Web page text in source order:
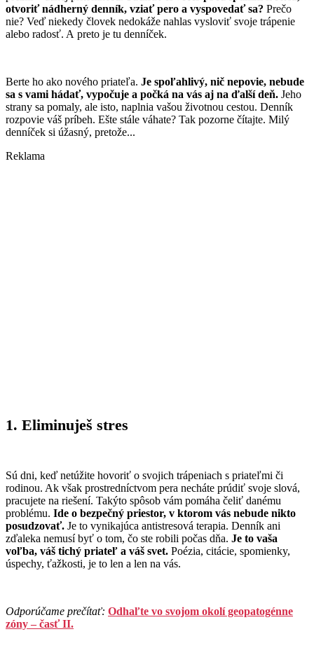
otvoriť nádherný denník, vziať pero a vyspovedať sa? Prečo
nie? Veď niekedy človek nedokáže nahlas vysloviť svoje trápenie
alebo radosť. A preto je tu denníček.
Berte ho ako nového priateľa. Je spoľahlivý, nič nepovie, nebude
sa s vami hádať, vypočuje a počká na vás aj na ďalší deň. Jeho
strany sa pomaly, ale isto, naplnia vašou životnou cestou. Denník
rozpovie váš príbeh. Ešte stále váhate? Tak pozorne čítajte. Milý
denníček si úžasný, pretože...
Reklama
1. Eliminuješ stres
Sú dni, keď netúžite hovoriť o svojich trápeniach s priateľmi či
rodinou. Ak však prostredníctvom pera necháte prúdiť svoje slová,
pracujete na riešení. Takýto spôsob vám pomáha čeliť danému
problému. Ide o bezpečný priestor, v ktorom vás nebude nikto
posudzovať. Je to vynikajúca antistresová terapia. Denník ani
zďaleka nemusí byť o tom, čo ste robili počas dňa. Je to vaša
voľba, váš tichý priateľ a váš svet. Poézia, citácie, spomienky,
úspechy, ťažkosti, je to len a len na vás.
Odporúčame prečítať: Odhaľte vo svojom okolí geopatogénne
zóny – časť II.